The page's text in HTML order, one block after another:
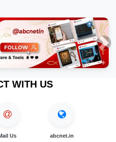
WITH US
Us abcnet.in